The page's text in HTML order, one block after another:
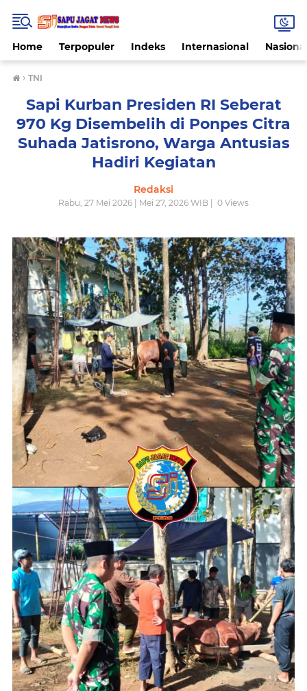
Home Terpopuler Indeks Internasional
› TNI
Sapi Kurban Presiden RI Seberat
970 Kg Disembelih di Ponpes Citra
Suhada Jatisrono, Warga Antusias
Hadiri Kegiatan
Redaksi
Rabu, 27 Mei 2026 | Mei 27, 2026 WIB | 0 Views